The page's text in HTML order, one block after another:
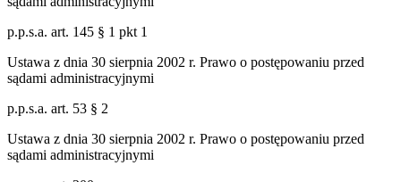
p.p.s.a. art. 145 § 1 pkt 1
Ustawa z dnia 30 sierpnia 2002 r. Prawo o postępowaniu przed
sądami administracyjnymi
p.p.s.a. art. 53 § 2
Ustawa z dnia 30 sierpnia 2002 r. Prawo o postępowaniu przed
sądami administracyjnymi